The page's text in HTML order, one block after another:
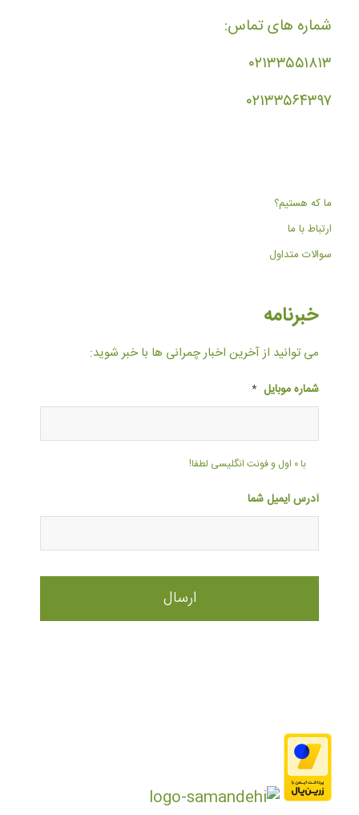
شماره های تماس:
۰۲۱۳۳۵۵۱۸۱۳
۰۲۱۳۳۵۶۴۳۹۷
ما که هستیم؟
ارتباط با ما
سوالات متداول
خبرنامه
می توانید از آخرین اخبار چمرانی ها با خبر شوید:
شماره موبایل *
با ۰ اول و فونت انگلیسی لطفا!
آدرس ایمیل شما